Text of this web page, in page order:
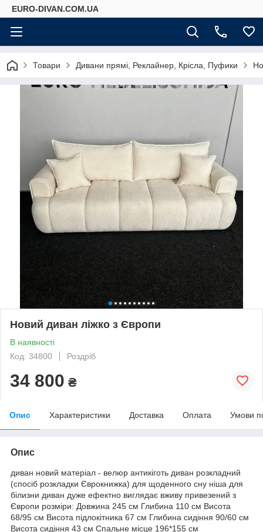
EURO-DIVAN.COM.UA
Товари Дивани прямі, Реклайнер, Крісла, Пуфики
Новий диван ліжко з Європи
В наявності
Код: 34800
Роздріб
34 800 ₴
Опис Характеристики Доставка Оплата Умови
Опис
диван новий матеріал - велюр антикіготь диван розкладний
(спосіб розкладки Єврокнижка) для щоденного сну ніша для
білизни диван дуже ефектно виглядає вживу привезений з
Європи розміри: Довжина 245 см Глибина 110 см Висота
68/95 см Висота підлокітника 67 см Глибина сидіння 90/60 см
Висота сидіння 43 см Спальне місце 196*155 см